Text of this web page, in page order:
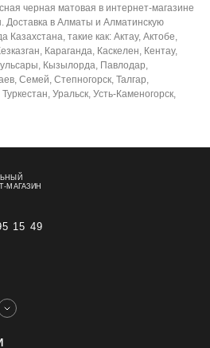
черная матовая в интернет-магазине
Доставка в Алматы и Алматинскую
Казахстана, такие как: Актау, Актобе,
Караганда, Каскелен, Кентау,
Кызылорда, Павлодар,
Семей, Степногорск, Талгар,
Уральск, Усть-Каменогорск,
МАГАЗИН
15 49